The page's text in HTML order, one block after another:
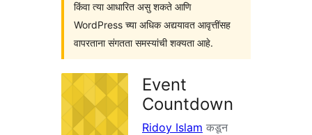
किंवा त्या आधारित असु शकते आणि
WordPress च्या अधिक अद्ययावत आवृत्तींसह
वापरताना संगतता समस्यांची शक्यता आहे.
Event
Countdown
Ridoy Islam कडून